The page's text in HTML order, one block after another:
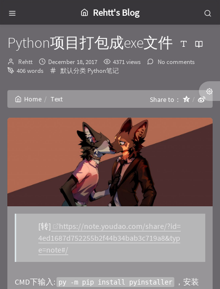
Rehtt's Blog
Python项目打包成exe文件
Author：
Rehtt
发
布
December 18, 2017 4371 views
No comments
406 words
Categories：
默认分类 Python笔记
Home Text Share to：
[转]
https://note.youdao.com/share/?id=
4ed1687d752255b2f44b34bab3c719a8&typ
e=note#/
CMD下输入: py -m pip install pyinstaller
，安装